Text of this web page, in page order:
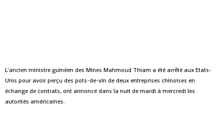
L'ancien ministre guinéen des Mines Mahmoud Thiam a été arrêté aux Etats-
Unis pour avoir perçu des pots-de-vin de deux entreprises chinoises en
échange de contrats, ont annoncé dans la nuit de mardi à mercredi les
autorités américaines.